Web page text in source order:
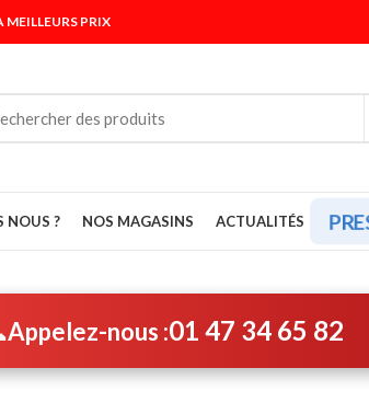
PRIX
NOUS ? NOS MAGASINS ACTUALITÉS
Appelez-nous :01 47 34 65 82